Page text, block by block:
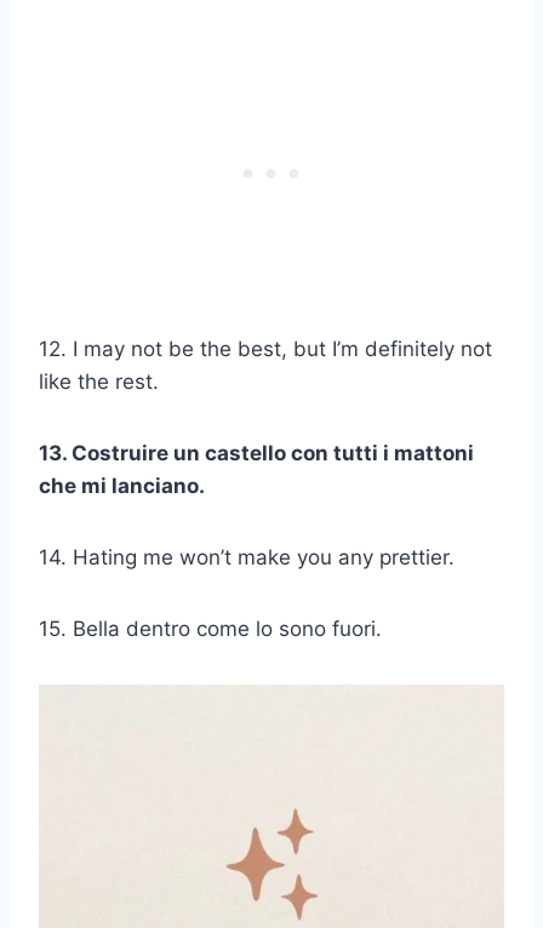
12. I may not be the best, but I’m definitely not
like the rest.
13. Costruire un castello con tutti i mattoni
che mi lanciano.
14. Hating me won’t make you any prettier.
15. Bella dentro come lo sono fuori.